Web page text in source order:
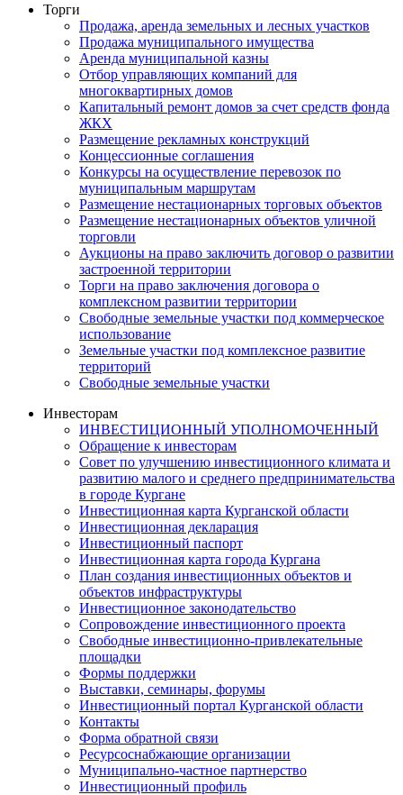
Торги
Продажа, аренда земельных и лесных участков
Продажа муниципального имущества
Аренда муниципальной казны
Отбор управляющих компаний для
многоквартирных домов
Капитальный ремонт домов за счет средств фонда
ЖКХ
Размещение рекламных конструкций
Концессионные соглашения
Конкурсы на осуществление перевозок по
муниципальным маршрутам
Размещение нестационарных торговых объектов
Размещение нестационарных объектов уличной
торговли
Аукционы на право заключить договор о развитии
застроенной территории
Торги на право заключения договора о
комплексном развитии территории
Свободные земельные участки под коммерческое
использование
Земельные участки под комплексное развитие
территорий
Свободные земельные участки
Инвесторам
ИНВЕСТИЦИОННЫЙ УПОЛНОМОЧЕННЫЙ
Обращение к инвесторам
Совет по улучшению инвестиционного климата и
развитию малого и среднего предпринимательства
в городе Кургане
Инвестиционная карта Курганской области
Инвестиционная декларация
Инвестиционный паспорт
Инвестиционная карта города Кургана
План создания инвестиционных объектов и
объектов инфраструктуры
Инвестиционное законодательство
Сопровождение инвестиционного проекта
Свободные инвестиционно-привлекательные
площадки
Формы поддержки
Выставки, семинары, форумы
Инвестиционный портал Курганской области
Контакты
Форма обратной связи
Ресурсоснабжающие организации
Муниципально-частное партнерство
Инвестиционный профиль